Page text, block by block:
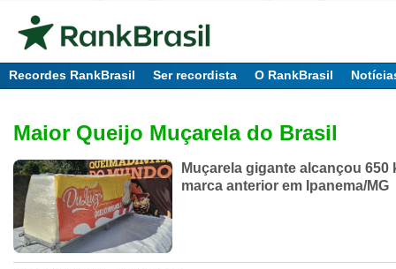
Recordes RankBrasil Ser recordista O RankBrasil
Maior Queijo Muçarela do Brasil
Muçarela gigante alcançou 650
marca anterior em Ipanema/MG